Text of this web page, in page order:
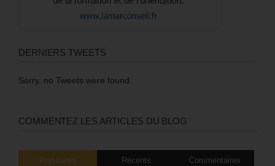
DERNIERS TWEETS
Sorry, no Tweets were found.
COMMENTEZ LES ARTICLES DU BLOG
Populaires Récents Commentaires